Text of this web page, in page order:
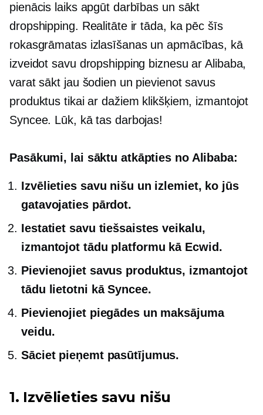
pienācis laiks apgūt darbības un sākt
dropshipping. Realitāte ir tāda, ka pēc šīs
rokasgrāmatas izlasīšanas un apmācības, kā
izveidot savu dropshipping biznesu ar Alibaba,
varat sākt jau šodien un pievienot savus
produktus tikai ar dažiem klikšķiem, izmantojot
Syncee. Lūk, kā tas darbojas!
Pasākumi, lai sāktu atkāpties no Alibaba:
Izvēlieties savu nišu un izlemiet, ko jūs
gatavojaties pārdot.
Iestatiet savu tiešsaistes veikalu,
izmantojot tādu platformu kā Ecwid.
Pievienojiet savus produktus, izmantojot
tādu lietotni kā Syncee.
Pievienojiet piegādes un maksājuma
veidu.
Sāciet pieņemt pasūtījumus.
1. Izvēlieties savu nišu